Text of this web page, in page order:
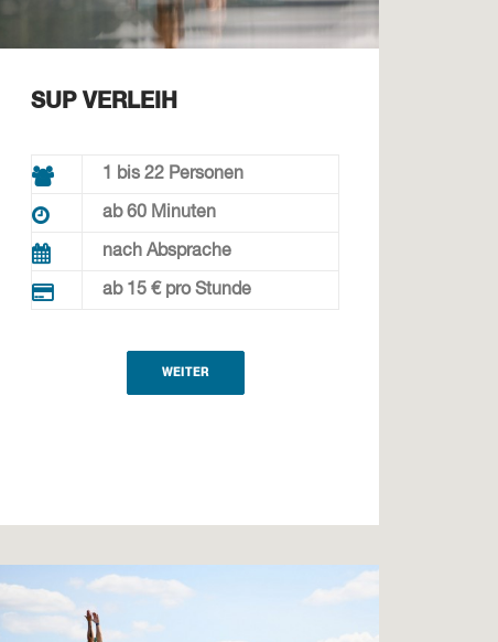
SUP VERLEIH
1 bis 22 Personen
ab 60 Minuten
nach Absprache
ab 15 € pro Stunde
WEITER